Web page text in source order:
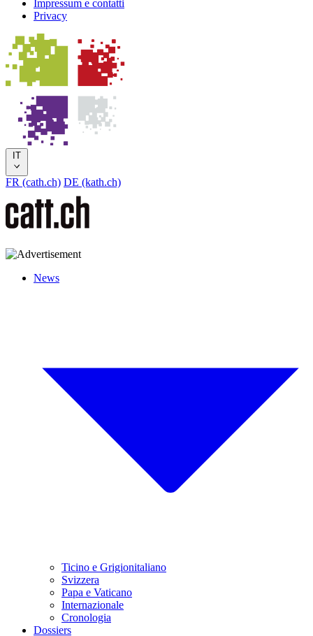
Impressum e contatti
Privacy
IT
FR (cath.ch) DE (kath.ch)
News
Ticino e Grigionitaliano
Svizzera
Papa e Vaticano
Internazionale
Cronologia
Dossiers